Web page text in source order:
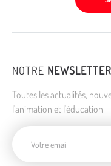
NOTRE NEWSLETTER
Toutes les actualités,
l'animation et l'éducation